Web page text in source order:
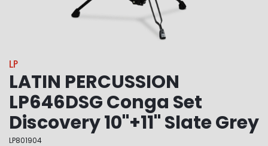
LP
LATIN PERCUSSION
LP646DSG Conga Set
Discovery 10"+11" Slate Grey
LP801904